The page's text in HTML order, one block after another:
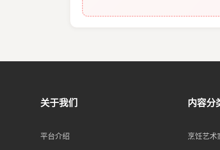
关于我们
平台介绍
内容分
烹饪艺术